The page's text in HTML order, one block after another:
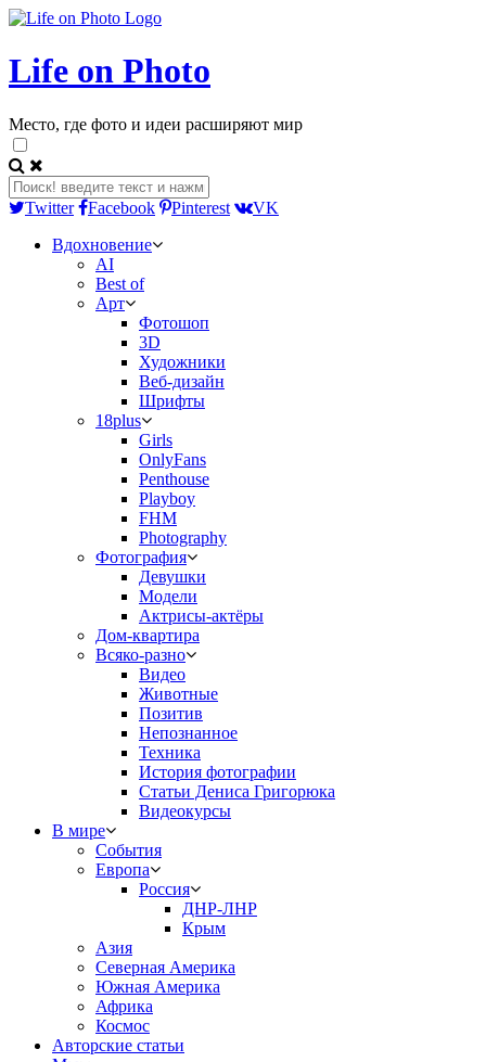
Life on Photo
Место, где фото и идеи расширяют мир
Twitter Facebook Pinterest
VK
Вдохновение
AI
Best of
Арт
Фотошоп
3D
Художники
Веб-дизайн
Шрифты
18plus
Girls
OnlyFans
Penthouse
Playboy
FHM
Photography
Фотография
Девушки
Модели
Актрисы-актёры
Дом-квартира
Всяко-разно
Видео
Животные
Позитив
Непознанное
Техника
История фотографии
Статьи Дениса Григорюка
Видеокурсы
В мире
События
Европа
Россия
ДНР-ЛНР
Крым
Азия
Северная Америка
Южная Америка
Африка
Космос
Авторские статьи